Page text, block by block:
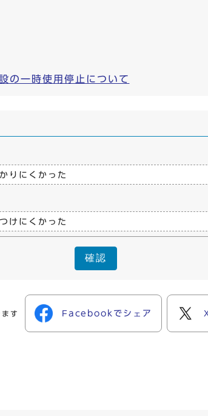
の一時使用停止について
りにくかった
けにくかった
確認
す Facebookでシェア